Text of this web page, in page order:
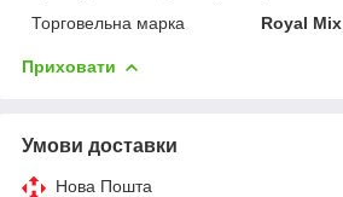
Торговельна марка
Royal Mix
Приховати
Умови доставки
Нова Пошта